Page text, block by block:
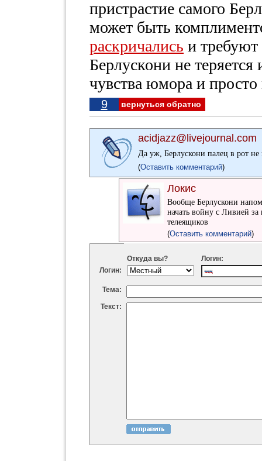
пристрастие самого
может быть
раскричались и требуют
Берлускони не
чувства юмора и
9 вернуться обратно
acidjazz@livejournal.com
Да уж, Берлускони палец в рот
(Оставить комментарий)
Локис
Вообще Берлускони
начать войну с Ливией
телеящиков
(Оставить комментарий)
Логин:
Откуда вы? Логин:
Тема:
Текст: